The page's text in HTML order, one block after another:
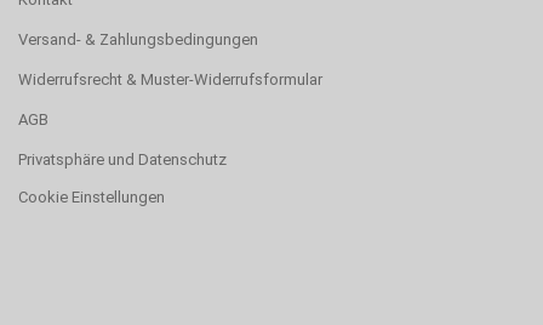
Versand- & Zahlungsbedingungen
Widerrufsrecht & Muster-Widerrufsformular
AGB
Privatsphäre und Datenschutz
Cookie Einstellungen